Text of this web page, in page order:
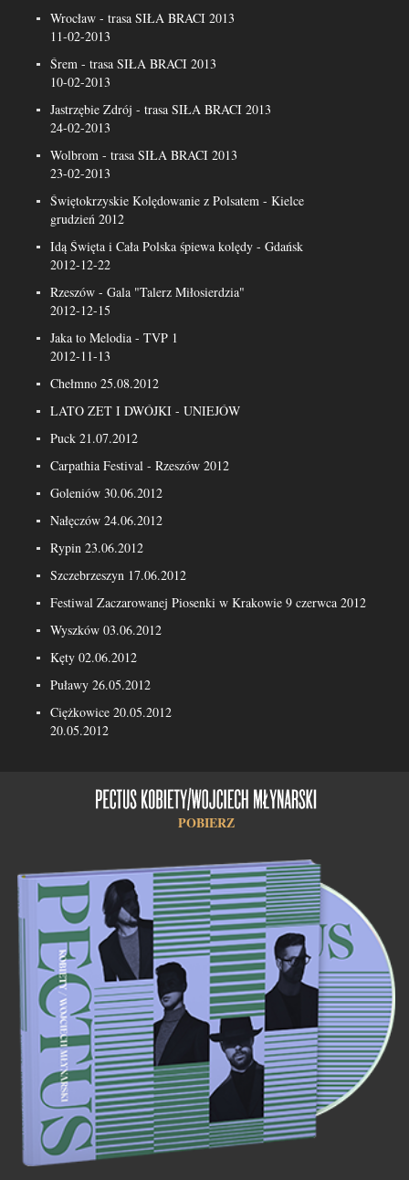
Wrocław - trasa SIŁA BRACI 2013
11-02-2013
Śrem - trasa SIŁA BRACI 2013
10-02-2013
Jastrzębie Zdrój - trasa SIŁA BRACI 2013
24-02-2013
Wolbrom - trasa SIŁA BRACI 2013
23-02-2013
Świętokrzyskie Kolędowanie z Polsatem - Kielce
grudzień 2012
Idą Święta i Cała Polska śpiewa kolędy - Gdańsk
2012-12-22
Rzeszów - Gala "Talerz Miłosierdzia"
2012-12-15
Jaka to Melodia - TVP 1
2012-11-13
Chełmno 25.08.2012
LATO ZET I DWÓJKI - UNIEJÓW
Puck 21.07.2012
Carpathia Festival - Rzeszów 2012
Goleniów 30.06.2012
Nałęczów 24.06.2012
Rypin 23.06.2012
Szczebrzeszyn 17.06.2012
Festiwal Zaczarowanej Piosenki w Krakowie 9 czerwca 2012
Wyszków 03.06.2012
Kęty 02.06.2012
Puławy 26.05.2012
Ciężkowice 20.05.2012
20.05.2012
POBIERZ